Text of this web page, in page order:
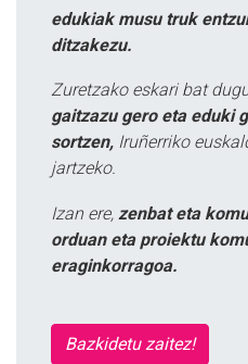
edukiak musu truk
ditzakezu.
Zuretzako eskari bat
gaitzazu gero eta eduki
sortzen, Iruñerriko
jartzeko.
Izan ere, zenbat eta
orduan eta proiektu
eraginkorragoa.
Bazkidetu zaitez!